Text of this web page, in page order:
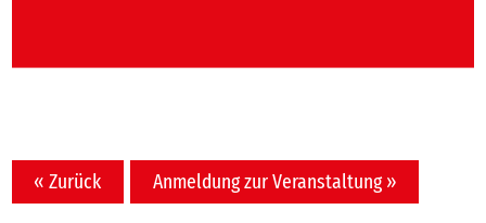
« Zurück Anmeldung zur Veranstaltung »